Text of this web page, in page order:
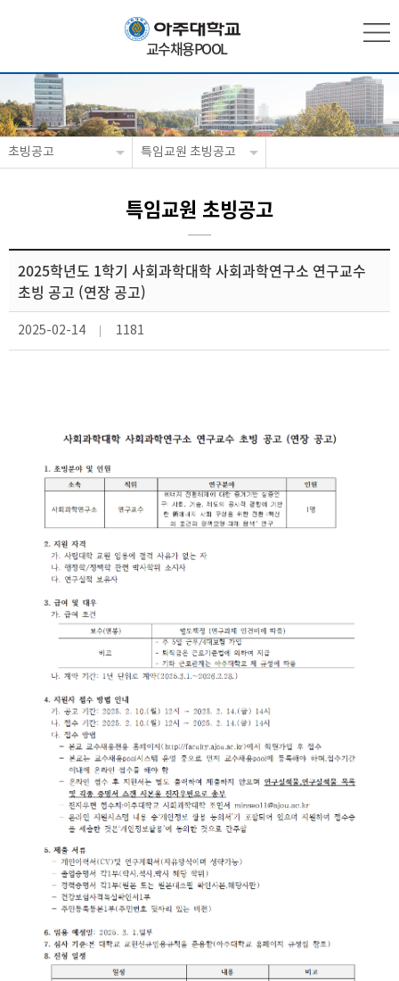
교수채용POOL
초빙공고 특임교원 초빙공고
특임교원 초빙공고
2025학년도 1학기 사회과학대학 사회과학연구소 연구교수
초빙 공고 (연장 공고)
2025-02-14 1181